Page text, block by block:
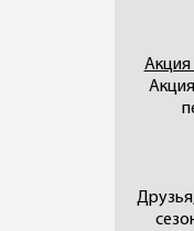
Акция